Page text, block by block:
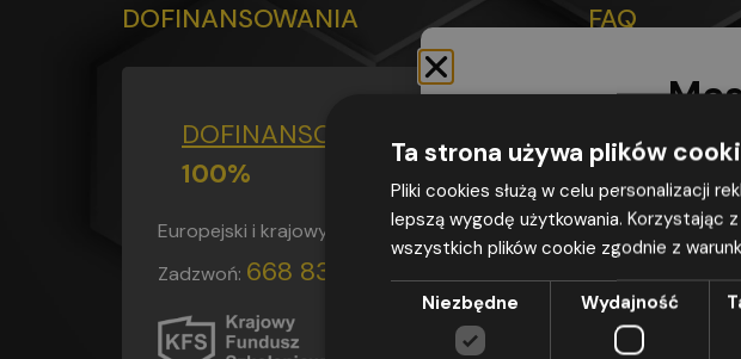
DOFINANSOWANIA
DOFINANSOWANIE
100%
Europejski i krajowy fundusz szkoleniowy
Zadzwoń: 668 839 004
FAQ
OSZ Omega
egzaminów
CZYTAJ
Ta strona używa plików
Pliki cookies służą w celu personalizacji
lepszą wygodę użytkowania. Korzystając
wszystkich plików cookie zgodnie z
Niezbędne Wydajność
Zostaw nr,
Wyrażam zgodę na przetwarzanie
adresu e-mail i nr tel. (jeżeli został
przepisami rozporządzenia
2016 r. w sprawie ochrony osób